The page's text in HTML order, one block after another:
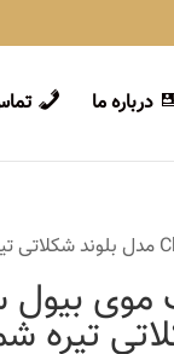
درباره ما
تیره